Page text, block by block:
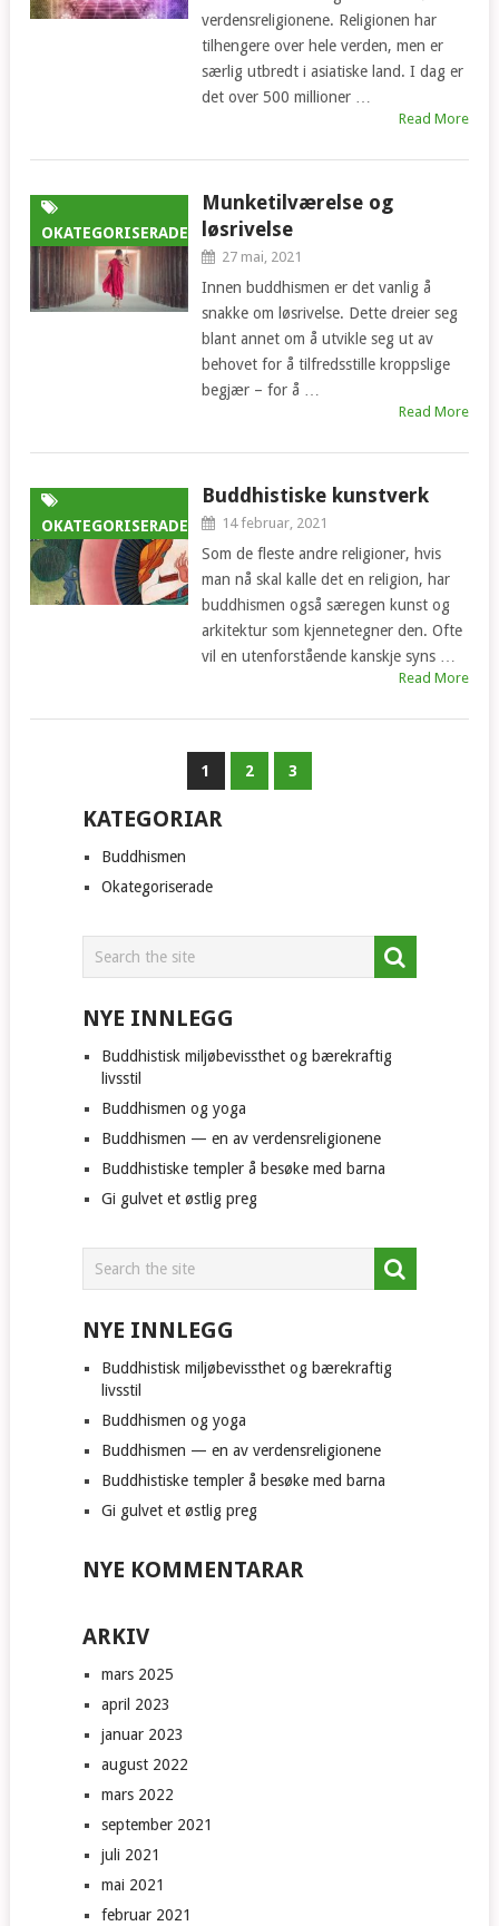
verdensreligionene. Religionen har
tilhengere over hele verden, men er
særlig utbredt i asiatiske land. I dag er
det over 500 millioner …
Read More
OKATEGORISERADE
Munketilværelse og
løsrivelse
27 mai, 2021
Innen buddhismen er det vanlig å
snakke om løsrivelse. Dette dreier seg
blant annet om å utvikle seg ut av
behovet for å tilfredsstille kroppslige
begjær – for å …
Read More
OKATEGORISERADE
Buddhistiske kunstverk
14 februar, 2021
Som de fleste andre religioner, hvis
man nå skal kalle det en religion, har
buddhismen også særegen kunst og
arkitektur som kjennetegner den. Ofte
vil en utenforstående kanskje syns …
Read More
1 2 3
KATEGORIAR
Buddhismen
Okategoriserade
NYE INNLEGG
Buddhistisk miljøbevissthet og bærekraftig
livsstil
Buddhismen og yoga
Buddhismen — en av verdensreligionene
Buddhistiske templer å besøke med barna
Gi gulvet et østlig preg
NYE INNLEGG
Buddhistisk miljøbevissthet og bærekraftig
livsstil
Buddhismen og yoga
Buddhismen — en av verdensreligionene
Buddhistiske templer å besøke med barna
Gi gulvet et østlig preg
NYE KOMMENTARAR
ARKIV
mars 2025
april 2023
januar 2023
august 2022
mars 2022
september 2021
juli 2021
mai 2021
februar 2021